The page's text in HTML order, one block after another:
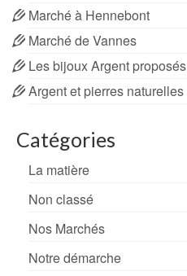
Marché à Hennebont
Marché de Vannes
Les bijoux Argent proposés
Argent et pierres naturelles
Catégories
La matière
Non classé
Nos Marchés
Notre démarche